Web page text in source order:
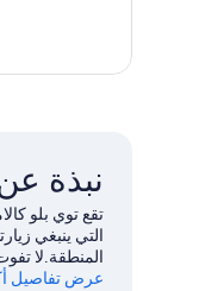
جناح
نبذة
تقع توي بلو
التي ينبغي
المنطقة.لا
عرض تفاصيل